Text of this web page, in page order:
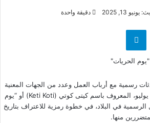
13, 2025 دقيقة واحدة
تيلقرام
رسمية مع أرباب العمل وعدد من الجهات المعنية
لبحث إمكانية إدراج الأول من يوليو، المعروف باسم كيتى كوتي (Keti Koti) أو “يوم
في البلاد، في خطوة رمزية للاعتراف بتاريخ
منها.